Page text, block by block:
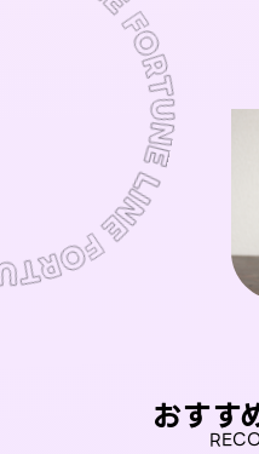
おすす